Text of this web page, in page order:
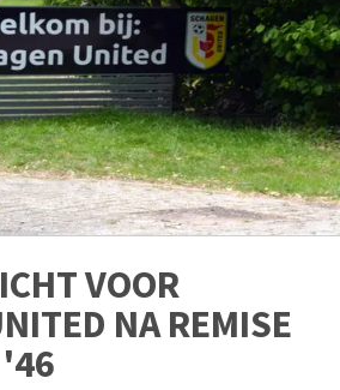
VOOR
NA REMISE
'46